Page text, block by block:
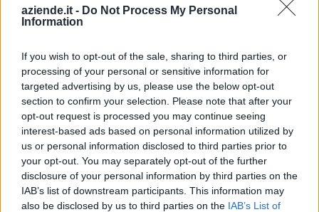
aziende.it - Do Not Process My Personal
Information
If you wish to opt-out of the sale, sharing to third parties, or
processing of your personal or sensitive information for
targeted advertising by us, please use the below opt-out
section to confirm your selection. Please note that after your
opt-out request is processed you may continue seeing
interest-based ads based on personal information utilized by
us or personal information disclosed to third parties prior to
your opt-out. You may separately opt-out of the further
disclosure of your personal information by third parties on the
IAB’s list of downstream participants. This information may
also be disclosed by us to third parties on the IAB’s List of
VARESINA SPA
VOCE SOCIETA'
COOPERATIVA
GRAFICHE ZANINI
SRL
2-5 milioni Anzola dell'Emilia
FARMADATI
ITALIA S.R.L.
10-25 milioni Piacenza
MY LIFE SRL 2-5 milioni Coriano